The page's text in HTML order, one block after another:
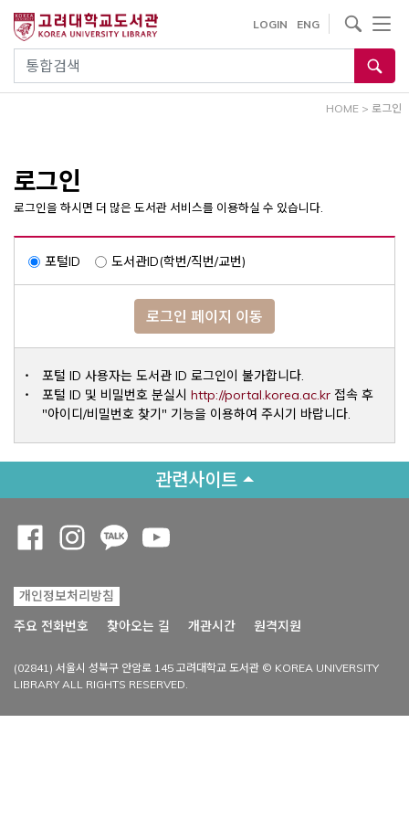
건
통합검색
LOGIN ENG
사이트내 검색
HOME > 로그인
로그인
로그인을 하시면 더 많은 도서관 서비스를 이용하실 수 있습니다.
포털ID 도서관ID(학번/직번/교번)
로그인 페이지 이동
포털 ID 사용자는 도서관 ID 로그인이 불가합니다.
포털 ID 및 비밀번호 분실시 http://portal.korea.ac.krOpens a
접속 후
"아이디/비밀번호 찾기" 기능을 이용하여 주시기 바랍니다.
관련사이트
개인정보처리방침
주요 전화번호
찾아오는 길 개관시간 원격지원
(02841) 서울시 성북구 안암로 145 고려대학교 도서관 © KOREA UNIVERSITY
LIBRARY ALL RIGHTS RESERVED.
Opens a new window
Opens a new window
Opens a new window